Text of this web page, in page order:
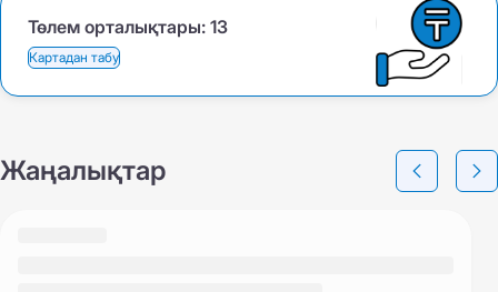
Төлем орталықтары: 13
Картадан табу
Жаңалықтар